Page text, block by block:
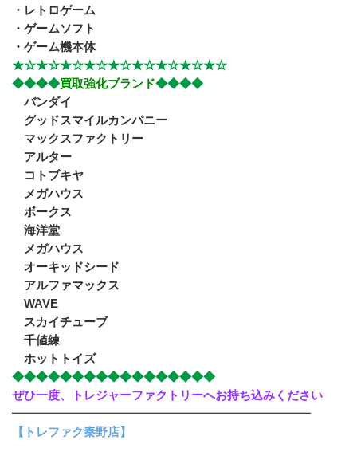
・レトロゲーム
・ゲームソフト
・ゲーム機本体
★☆★☆★☆★☆★☆★☆★☆★☆★☆
◆◆◆◆買取強化ブランド◆◆◆◆
バンダイ
グッドスマイルカンパニー
マックスファクトリー
アルター
コトブキヤ
メガハウス
ボークス
海洋堂
メガハウス
オーキッドシード
アルファマックス
WAVE
スカイチューブ
千値練
ホットトイズ
◆◆◆◆◆◆◆◆◆◆◆◆◆◆◆◆◆
ぜひ一度、トレジャーファクトリーへお持ち込みください
━━━━━━━━━━━━━━━━━━━━━━━━━
【トレファク秦野店】